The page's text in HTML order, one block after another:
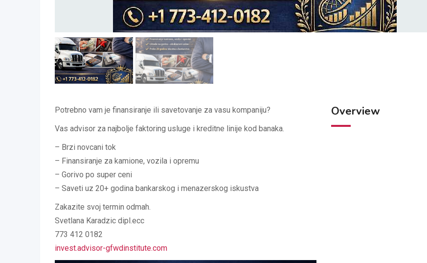
Potrebno vam je finansiranje ili savetovanje za vasu kompaniju?
Vas advisor za najbolje faktoring usluge i kreditne linije kod banaka.
– Brzi novcani tok
– Finansiranje za kamione, vozila i opremu
– Gorivo po super ceni
– Saveti uz 20+ godina bankarskog i menazerskog iskustva
Zakazite svoj termin odmah.
Svetlana Karadzic dipl.ecc
773 412 0182
invest.advisor-gfwdinstitute.com
Overview